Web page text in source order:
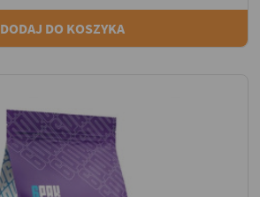
DODAJ DO KOSZYKA